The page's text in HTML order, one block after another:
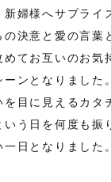
婦様へサプライ
決意と愛の言葉
てお互いのお気
ンとなりました
目に見えるカタ
う日を何度も振
日となりました。